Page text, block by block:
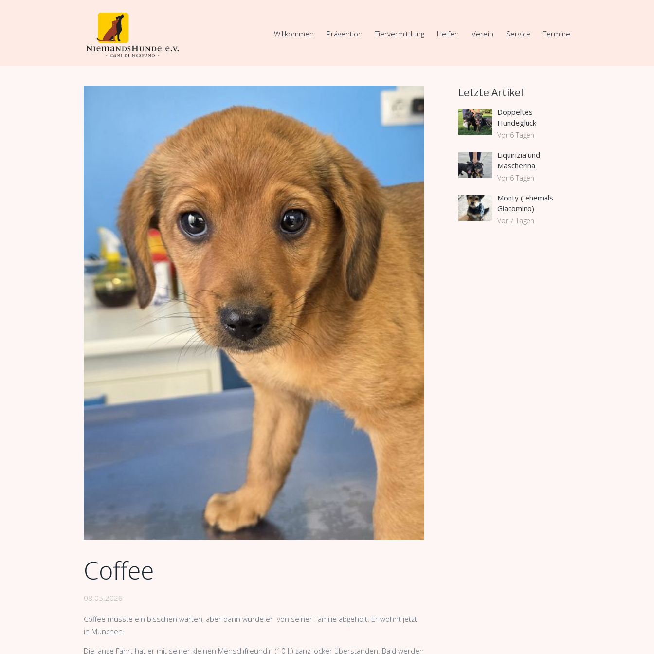
Willkommen Prävention Tiervermittlung Helfen Verein Service Termine
Coffee
08.05.2026
Coffee musste ein bisschen warten, aber dann wurde er von seiner Familie abgeholt. Er wohnt jetzt
in München.
Die lange Fahrt hat er mit seiner kleinen Menschfreundin (10 J.) ganz locker überstanden. Bald werden
Letzte Artikel
Doppeltes
Hundeglück
Vor 6 Tagen
Liquirizia und
Mascherina
Vor 6 Tagen
Monty ( ehemals
Giacomino)
Vor 7 Tagen